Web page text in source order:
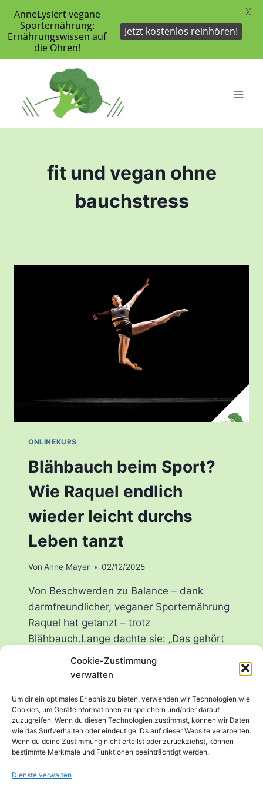
Cookie-Zustimmung
verwalten
Um dir ein optimales Erlebnis zu bieten, verwenden wir Technologien wie
Cookies, um Geräteinformationen zu speichern und/oder darauf
zuzugreifen. Wenn du diesen Technologien zustimmst, können wir Daten
wie das Surfverhalten oder eindeutige IDs auf dieser Website verarbeiten.
Wenn du deine Zustimmung nicht erteilst oder zurückziehst, können
bestimmte Merkmale und Funktionen beeinträchtigt werden.
Dienste verwalten
springen
fit und vegan ohne
bauchstress
ONLINEKURS
Blähbauch beim Sport?
Wie Raquel endlich
wieder leicht durchs
Leben tanzt
Von Anne Mayer 02/12/2025
Von Beschwerden zu Balance – dank
darmfreundlicher, veganer Sporternährung
Raquel hat getanzt – trotz
Blähbauch.Lange dachte sie: „Das gehört
halt dazu, wenn man sich vegan ernährt
und viel trainiert.“ Doch nach nur zwei
anders. Viel besser sogar. Was sich für
Raquel verändert hat Raquels Weg war
keine Zauberei,…
BLÄHBAUCH
AnneLysiert vegane
Sporternährung:
Ernährungswissen auf
die Ohren!
Jetzt kostenlos reinhören!
X